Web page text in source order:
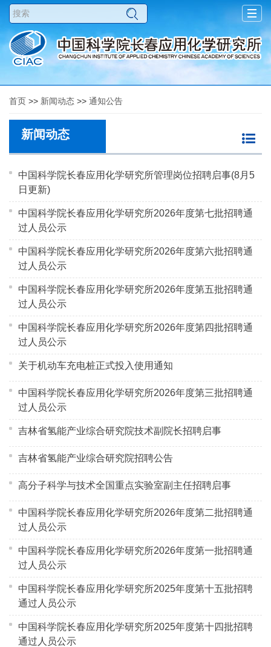
首页 >> 新闻动态 >> 通知公告
新闻动态
中国科学院长春应用化学研究所管理岗位招聘启事(8月5
日更新)
中国科学院长春应用化学研究所2026年度第七批招聘通
过人员公示
中国科学院长春应用化学研究所2026年度第六批招聘通
过人员公示
中国科学院长春应用化学研究所2026年度第五批招聘通
过人员公示
中国科学院长春应用化学研究所2026年度第四批招聘通
过人员公示
关于机动车充电桩正式投入使用通知
中国科学院长春应用化学研究所2026年度第三批招聘通
过人员公示
吉林省氢能产业综合研究院技术副院长招聘启事
吉林省氢能产业综合研究院招聘公告
高分子科学与技术全国重点实验室副主任招聘启事
中国科学院长春应用化学研究所2026年度第二批招聘通
过人员公示
中国科学院长春应用化学研究所2026年度第一批招聘通
过人员公示
中国科学院长春应用化学研究所2025年度第十五批招聘
通过人员公示
中国科学院长春应用化学研究所2025年度第十四批招聘
通过人员公示